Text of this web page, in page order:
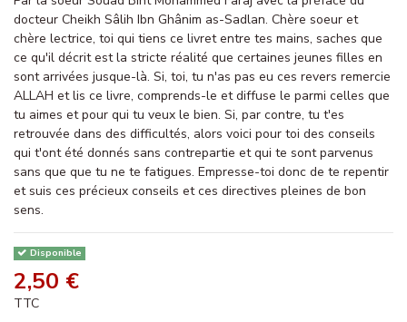
docteur Cheikh Sâlih Ibn Ghânim as-Sadlan. Chère soeur et
chère lectrice, toi qui tiens ce livret entre tes mains, saches que
ce qu'il décrit est la stricte réalité que certaines jeunes filles en
sont arrivées jusque-là. Si, toi, tu n'as pas eu ces revers remercie
ALLAH et lis ce livre, comprends-le et diffuse le parmi celles que
tu aimes et pour qui tu veux le bien. Si, par contre, tu t'es
retrouvée dans des difficultés, alors voici pour toi des conseils
qui t'ont été donnés sans contrepartie et qui te sont parvenus
sans que que tu ne te fatigues. Empresse-toi donc de te repentir
et suis ces précieux conseils et ces directives pleines de bon
sens.
Disponible
2,50 €
TTC